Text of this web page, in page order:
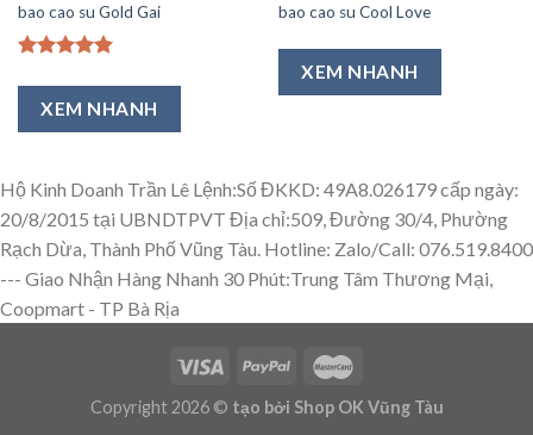
bao cao su Gold Gai
hạng5.00
5 sao
XEM NHANH
bao cao su Cool Love
XEM NHANH
Hộ Kinh Doanh Trần Lê Lệnh:Số ĐKKD: 49A8.026179 cấp ngày:
20/8/2015 tại UBNDTPVT Địa chỉ:509, Đường 30/4, Phường
Rạch Dừa, Thành Phố Vũng Tàu. Hotline: Zalo/Call: 076.519.8400
--- Giao Nhận Hàng Nhanh 30 Phút:Trung Tâm Thương Mại,
Coopmart - TP Bà Rịa
Copyright 2026 © tạo bởi Shop OK Vũng Tàu